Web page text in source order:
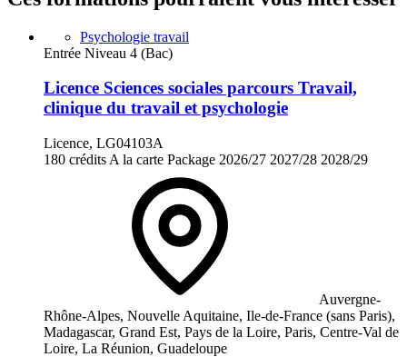
Psychologie travail
Entrée Niveau 4 (Bac)
Licence Sciences sociales parcours Travail,
clinique du travail et psychologie
Licence, LG04103A
180 crédits A la carte Package 2026/27 2027/28 2028/29
Auvergne-
Rhône-Alpes, Nouvelle Aquitaine, Ile-de-France (sans Paris),
Madagascar, Grand Est, Pays de la Loire, Paris, Centre-Val de
Loire, La Réunion, Guadeloupe